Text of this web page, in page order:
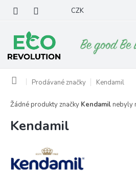
obsah
CZK
Domů Prodávané značky Kendamil
Kendamil
Žádné produkty značky Kendamil nebyly